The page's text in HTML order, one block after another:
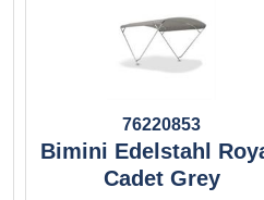
76220853
Bimini Edelstahl
Cadet Grey